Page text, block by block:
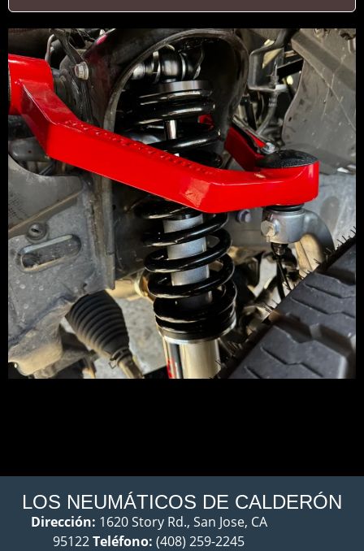
LOS NEUMÁTICOS DE CALDERÓN
Dirección: 1620 Story Rd., San Jose, CA
95122Teléfono:(408) 259-2245